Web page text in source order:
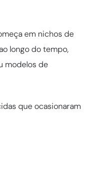
em nichos de
longo do tempo,
modelos de
que ocasionaram